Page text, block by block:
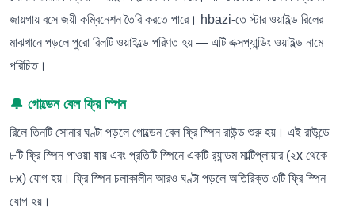
জায়গায় বসে জয়ী কম্বিনেশন তৈরি করতে পারে। hbazi-তে স্টার ওয়াইল্ড রিলের
মাঝখানে পড়লে পুরো রিলটি ওয়াইল্ডে পরিণত হয় — এটি এক্সপ্যান্ডিং ওয়াইল্ড নামে
পরিচিত।
🔔 গোল্ডেন বেল ফ্রি স্পিন
রিলে তিনটি সোনার ঘণ্টা পড়লে গোল্ডেন বেল ফ্রি স্পিন রাউন্ড শুরু হয়। এই রাউন্ডে
৮টি ফ্রি স্পিন পাওয়া যায় এবং প্রতিটি স্পিনে একটি র‍্যান্ডম মাল্টিপ্লায়ার (২x থেকে
৮x) যোগ হয়। ফ্রি স্পিন চলাকালীন আরও ঘণ্টা পড়লে অতিরিক্ত ৩টি ফ্রি স্পিন
যোগ হয়।